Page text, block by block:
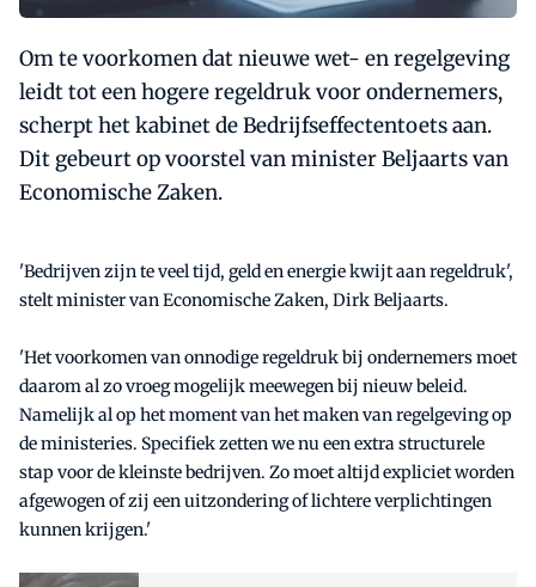
Om te voorkomen dat nieuwe wet- en regelgeving
leidt tot een hogere regeldruk voor ondernemers,
scherpt het kabinet de Bedrijfseffectentoets aan.
Dit gebeurt op voorstel van minister Beljaarts van
Economische Zaken.
'Bedrijven zijn te veel tijd, geld en energie kwijt aan regeldruk',
stelt minister van Economische Zaken, Dirk Beljaarts.
'Het voorkomen van onnodige regeldruk bij ondernemers moet
daarom al zo vroeg mogelijk meewegen bij nieuw beleid.
Namelijk al op het moment van het maken van regelgeving op
de ministeries. Specifiek zetten we nu een extra structurele
stap voor de kleinste bedrijven. Zo moet altijd expliciet worden
afgewogen of zij een uitzondering of lichtere verplichtingen
kunnen krijgen.'